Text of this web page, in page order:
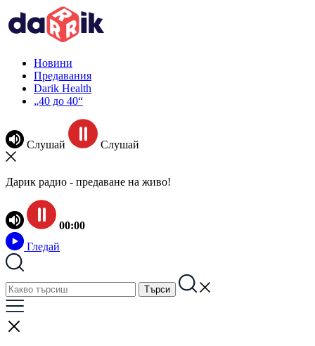
Новини
Предавания
Darik Health
„40 до 40“
Слушай Слушай
Дарик радио - предаване на живо!
00:00
Гледай